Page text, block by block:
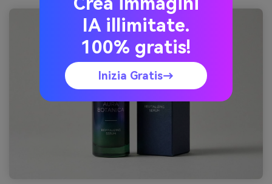
IA illimitate.
100% gratis!
Inizia Gratis→